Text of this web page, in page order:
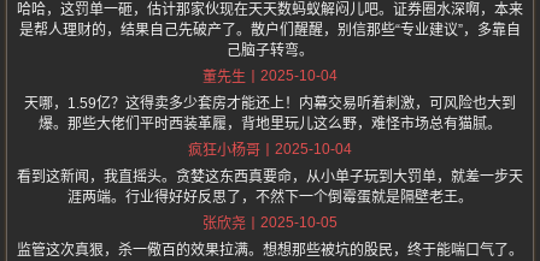
哈哈，这罚单一砸，估计那家伙现在天天数蚂蚁解闷儿吧。证券圈水深啊，本来
是帮人理财的，结果自己先破产了。散户们醒醒，别信那些“专业建议”，多靠自
己脑子转弯。
董先生
2025-10-04
天哪，1.59亿？这得卖多少套房才能还上！内幕交易听着刺激，可风险也大到
爆。那些大佬们平时西装革履，背地里玩儿这么野，难怪市场总有猫腻。
疯狂小杨哥
2025-10-04
看到这新闻，我直摇头。贪婪这东西真要命，从小单子玩到大罚单，就差一步天
涯两端。行业得好好反思了，不然下一个倒霉蛋就是隔壁老王。
张欣尧
2025-10-05
监管这次真狠，杀一儆百的效果拉满。想想那些被坑的股民，终于能喘口气了。